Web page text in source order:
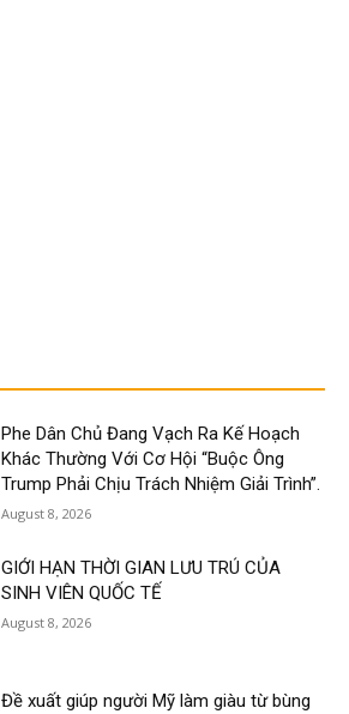
Phe Dân Chủ Đang Vạch Ra Kế Hoạch
Khác Thường Với Cơ Hội “Buộc Ông
Trump Phải Chịu Trách Nhiệm Giải Trình”.
August 8, 2026
GIỚI HẠN THỜI GIAN LƯU TRÚ CỦA
SINH VIÊN QUỐC TẾ
August 8, 2026
Đề xuất giúp người Mỹ làm giàu từ bùng